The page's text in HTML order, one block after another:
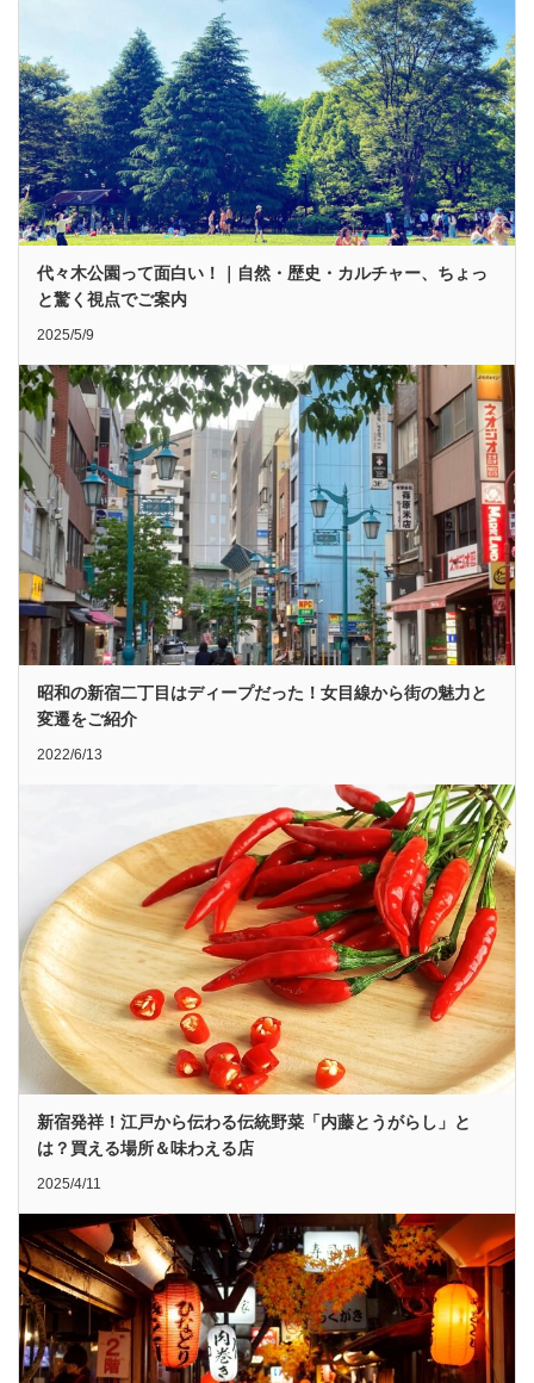
代々木公園って面白い！｜自然・歴史・カルチャー、ちょっ
と驚く視点でご案内
2025/5/9
昭和の新宿二丁目はディープだった！女目線から街の魅力と
変遷をご紹介
2022/6/13
新宿発祥！江戸から伝わる伝統野菜「内藤とうがらし」と
は？買える場所＆味わえる店
2025/4/11